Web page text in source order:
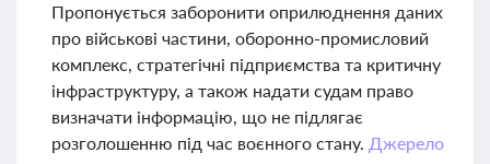
Пропонується заборонити оприлюднення даних
про військові частини, оборонно-промисловий
комплекс, стратегічні підприємства та критичну
інфраструктуру, а також надати судам право
визначати інформацію, що не підлягає
розголошенню під час воєнного стану. Джерело